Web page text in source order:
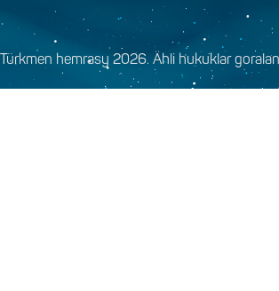
Türkmen hemrasy 2026. Ähli hukuklar goralan